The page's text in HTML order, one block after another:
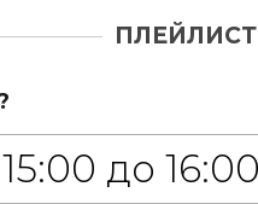
ПЛЕЙЛИСТ